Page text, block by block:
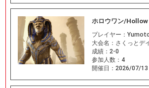
ホロウワン/Hollow
プレイヤー：
大会名： さくっとデ
成績： 2-0
参加人数： 4
開催日： 2026/07/13